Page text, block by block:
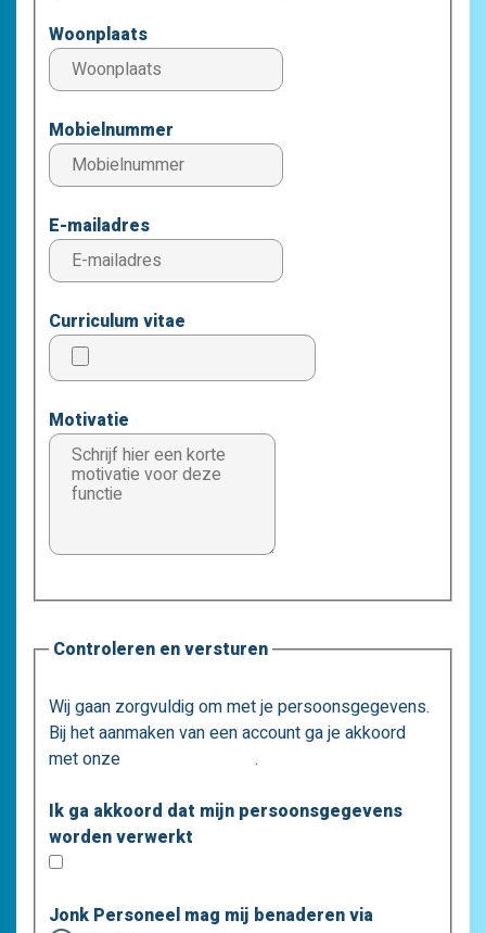
Woonplaats
Mobielnummer
E-mailadres
Curriculum vitae
Motivatie
Controleren en versturen
Wij gaan zorgvuldig om met je persoonsgegevens.
Bij het aanmaken van een account ga je akkoord
met onze
.
Ik ga akkoord dat mijn persoonsgegevens
worden verwerkt
Jonk Personeel mag mij benaderen via